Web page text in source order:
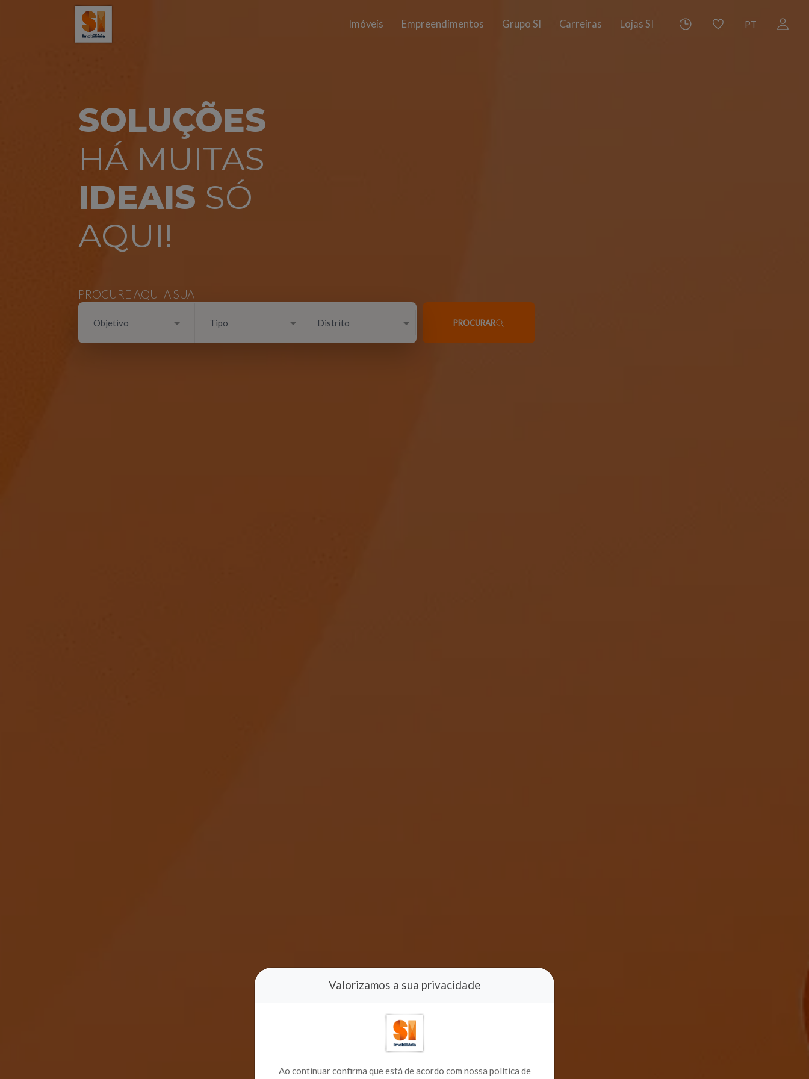
Imóveis Empreendimentos Grupo SI Carreiras Lojas SI PT
SOLUÇÕES
HÁ MUITAS
IDEAIS SÓ
AQUI!
PROCURE AQUI A SUA
Objetivo Tipo Distrito PROCURAR
Valorizamos a sua privacidade
Ao continuar confirma que está de acordo com nossa política de